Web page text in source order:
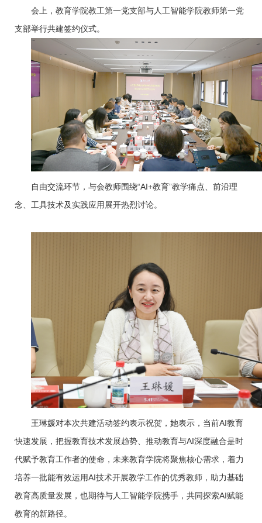
会上，教育学院教工第一党支部与人工智能学院教师第一党
支部举行共建签约仪式。
自由交流环节，与会教师围绕“AI+教育”教学痛点、前沿理
念、工具技术及实践应用展开热烈讨论。
王琳媛对本次共建活动签约表示祝贺，她表示，当前AI教育
快速发展，把握教育技术发展趋势、推动教育与AI深度融合是时
代赋予教育工作者的使命，未来教育学院将聚焦核心需求，着力
培养一批能有效运用AI技术开展教学工作的优秀教师，助力基础
教育高质量发展，也期待与人工智能学院携手，共同探索AI赋能
教育的新路径。